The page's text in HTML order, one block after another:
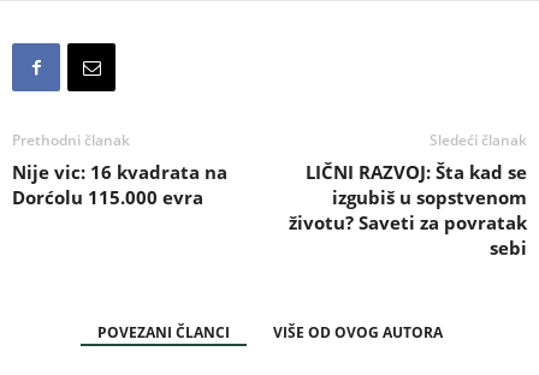
Prethodni članak
Nije vic: 16 kvadrata na
Dorćolu 115.000 evra
Sledeći članak
LIČNI RAZVOJ: Šta kad se
izgubiš u sopstvenom
životu? Saveti za povratak
sebi
POVEZANI ČLANCI VIŠE OD OVOG AUTORA